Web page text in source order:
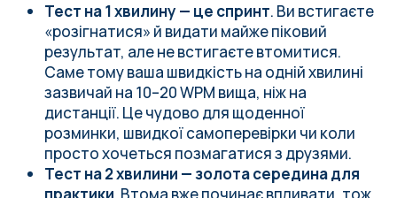
Тест на 1 хвилину — це спринт. Ви встигаєте
«розігнатися» й видати майже піковий
результат, але не встигаєте втомитися.
Саме тому ваша швидкість на одній хвилині
зазвичай на 10–20 WPM вища, ніж на
дистанції. Це чудово для щоденної
розминки, швидкої самоперевірки чи коли
просто хочеться позмагатися з друзями.
Тест на 2 хвилини — золота середина для